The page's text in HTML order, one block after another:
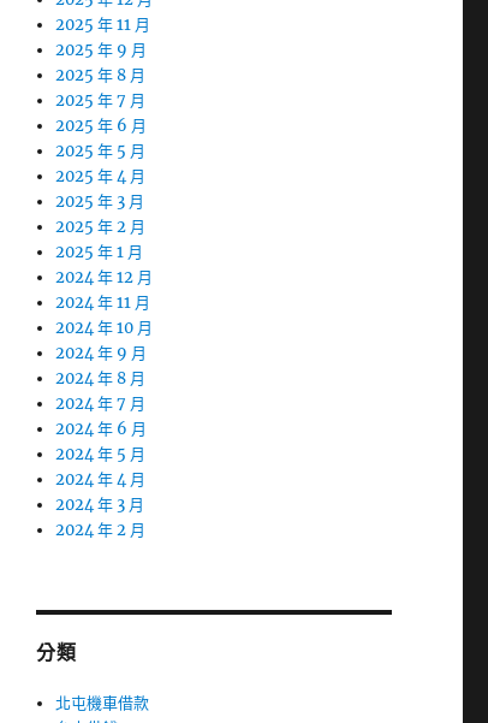
2025 年 11 月
2025 年 9 月
2025 年 8 月
2025 年 7 月
2025 年 6 月
2025 年 5 月
2025 年 4 月
2025 年 3 月
2025 年 2 月
2025 年 1 月
2024 年 12 月
2024 年 11 月
2024 年 10 月
2024 年 9 月
2024 年 8 月
2024 年 7 月
2024 年 6 月
2024 年 5 月
2024 年 4 月
2024 年 3 月
2024 年 2 月
分類
北屯機車借款